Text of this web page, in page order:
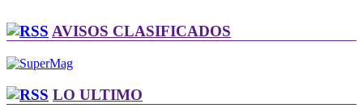
AVISOS CLASIFICADOS
LO ULTIMO